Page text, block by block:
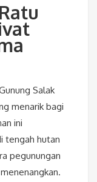
Salak
menarik bagi
ini
tengah hutan
pegunungan